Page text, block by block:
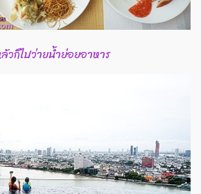
วก็ไปว่ายน้ำย่อยอาหาร